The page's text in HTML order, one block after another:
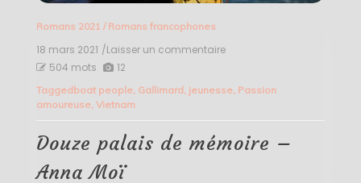
Romans 2021 / Romans francophones
18 mars 2021 /Laisser un commentaireon
de
Anna
Moï
504 mots 12
Taggedboat people, Gallimard, jeunesse, Passion
amoureuse, Vietnam
Douze palais de mémoire –
Anna Moï